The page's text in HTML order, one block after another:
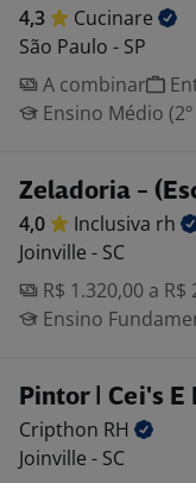
4,3
Cucinare
São Paulo - SP
A combinar
Ensino Médio
Zeladoria -
4,0 Inclusiva rh
Joinville - SC
R$ 1.320,00 a R$
Ensino
Pintor | Cei's E
Cripthon RH
Joinville - SC